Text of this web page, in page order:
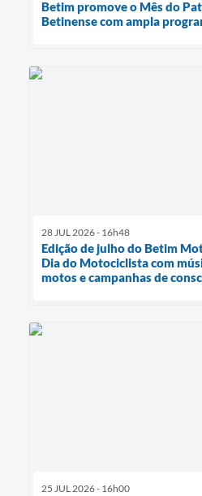
Betim promove o Mês do
Betinense com ampla
28 JUL 2026 - 16h48
Edição de julho do Betim
Dia do Motociclista com
motos e campanhas de
25 JUL 2026 - 16h00